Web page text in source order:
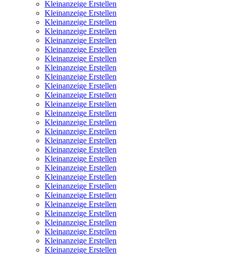
Kleinanzeige Erstellen
Kleinanzeige Erstellen
Kleinanzeige Erstellen
Kleinanzeige Erstellen
Kleinanzeige Erstellen
Kleinanzeige Erstellen
Kleinanzeige Erstellen
Kleinanzeige Erstellen
Kleinanzeige Erstellen
Kleinanzeige Erstellen
Kleinanzeige Erstellen
Kleinanzeige Erstellen
Kleinanzeige Erstellen
Kleinanzeige Erstellen
Kleinanzeige Erstellen
Kleinanzeige Erstellen
Kleinanzeige Erstellen
Kleinanzeige Erstellen
Kleinanzeige Erstellen
Kleinanzeige Erstellen
Kleinanzeige Erstellen
Kleinanzeige Erstellen
Kleinanzeige Erstellen
Kleinanzeige Erstellen
Kleinanzeige Erstellen
Kleinanzeige Erstellen
Kleinanzeige Erstellen
Kleinanzeige Erstellen